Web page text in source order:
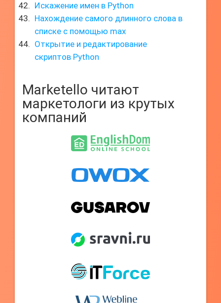
Искажение имен в Python
Нахождение самого длинного слова в
списке с помощью max
Открытие и редактирование
скриптов Python
Marketello читают
маркетологи из крутых
компаний